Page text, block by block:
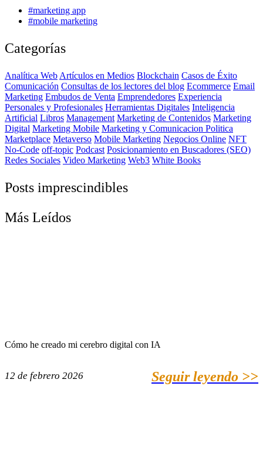
#marketing app
#mobile marketing
Categorías
Analítica Web Artículos en Medios Blockchain Casos de Éxito
Comunicación Consultas de los lectores del blog Ecommerce Email
Marketing Embudos de Venta Emprendedores Experiencia
Personales y Profesionales Herramientas Digitales Inteligencia
Artificial Libros Management Marketing de Contenidos Marketing
Digital Marketing Mobile Marketing y Comunicacion Politica
Marketplace Metaverso Mobile Marketing Negocios Online NFT
No-Code off-topic Podcast Posicionamiento en Buscadores (SEO)
Redes Sociales Video Marketing Web3 White Books
Posts imprescindibles
Más Leídos
Cómo he creado mi cerebro digital con IA
12 de febrero 2026 Seguir leyendo >>